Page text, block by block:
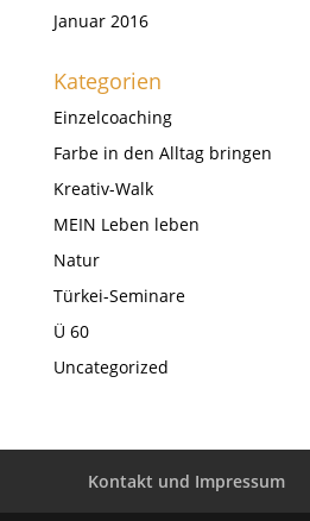
Januar 2016
Kategorien
Einzelcoaching
Farbe in den Alltag bringen
Kreativ-Walk
MEIN Leben leben
Natur
Türkei-Seminare
Ü 60
Uncategorized
Kontakt und Impressum